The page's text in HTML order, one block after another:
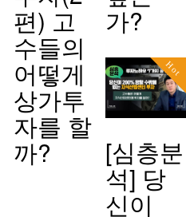
편) 고
수들의
어떻게
상가투
자를 할
까?
가?
Hot
[심층분
석] 당
신이